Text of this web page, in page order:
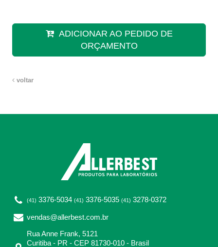
ADICIONAR AO PEDIDO DE
ORÇAMENTO
voltar
(41) 3376-5034 (41) 3376-5035 (41) 3278-0372
vendas@allerbest.com.br
Rua Anne Frank, 5121
Curitiba - PR - CEP 81730-010 - Brasil